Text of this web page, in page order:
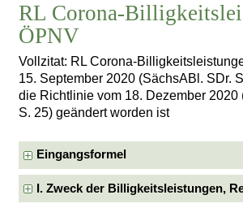
RL Corona-
ÖPNV
Vollzitat: RL Corona-
15. September 2020 (SächsABl. SDr.
die Richtlinie vom 18. Dezember 2020
S. 25) geändert worden ist
Eingangsformel
I. Zweck der Billigkeitsleistungen,